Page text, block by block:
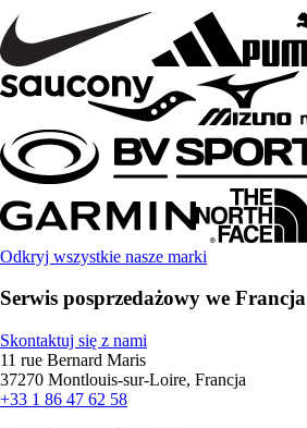
Odkryj wszystkie nasze marki
Serwis posprzedażowy we Francja
Skontaktuj się z nami
11 rue Bernard Maris
37270 Montlouis-sur-Loire, Francja
+33 1 86 47 62 58